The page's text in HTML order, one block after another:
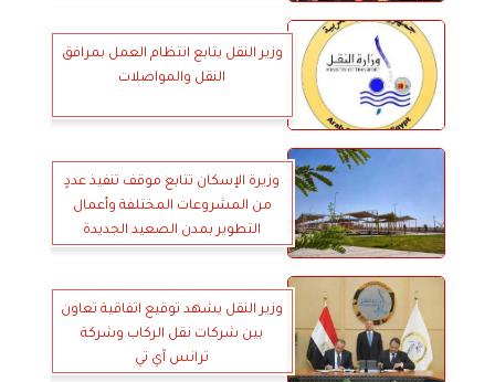
وزير النقل يتابع انتظام العمل بمرافق
النقل والمواصلات
وزيرة الإسكان تتابع موقف تنفيذ عددٍ
من المشروعات المختلفة وأعمال
التطوير بمدن الصعيد الجديدة
وزير النقل يشهد توقيع اتفاقية تعاون
بين شركات نقل الركاب وشركة
ترانس آي تي